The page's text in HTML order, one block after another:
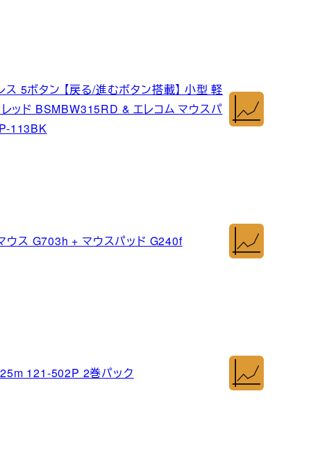
ス 5ボタン 【戻る/進むボタン搭載】 小型 軽
ド BSMBW315RD & エレコム マウスパ
113BK
ウス G703h + マウスパッド G240f
121-502P 2巻パック